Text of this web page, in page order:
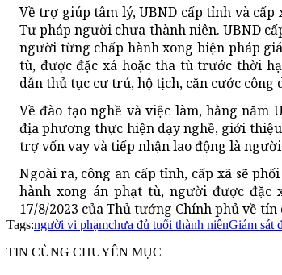
Về trợ giúp tâm lý, UBND cấp tỉnh và
Tư pháp người chưa thành niên. UBND
người từng chấp hành xong biện pháp
tù, được đặc xá hoặc tha tù trước thời
dẫn thủ tục cư trú, hộ tịch, căn cước công
Về đào tạo nghề và việc làm, hằng năm
địa phương thực hiện dạy nghề, giới
trợ vốn vay và tiếp nhận lao động là
Ngoài ra, công an cấp tỉnh, cấp xã sẽ
hành xong án phạt tù, người được đặc
17/8/2023 của Thủ tướng Chính phủ về
Tags:người vi phạmchưa đủ tuổi thành niênGiám sát
TIN CÙNG CHUYÊN MỤC